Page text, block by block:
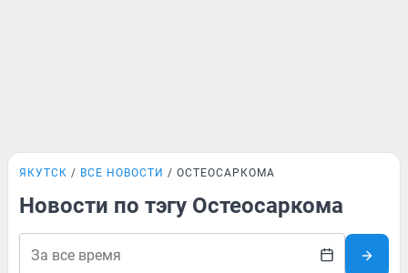
ЯКУТСК ВСЕ НОВОСТИ ОСТЕОСАРКОМА
Новости по тэгу Остеосаркома